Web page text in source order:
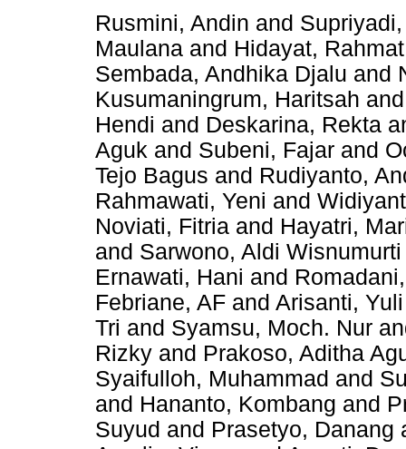
Rusmini, Andin and
Maulana and Hidayat, Rahmat
Sembada, Andhika Djalu and
Kusumaningrum, Haritsah
Hendi and Deskarina, Rekta
Aguk and Subeni, Fajar and
Tejo Bagus and Rudiyanto,
Rahmawati, Yeni and
Noviati, Fitria and Hayatri,
and Sarwono, Aldi Wisnumurti
Ernawati, Hani and
Febriane, AF and Arisanti, Yuli
Tri and Syamsu, Moch. Nur
Rizky and Prakoso, Aditha
Syaifulloh, Muhammad and
and Hananto, Kombang and
Suyud and Prasetyo, Danang